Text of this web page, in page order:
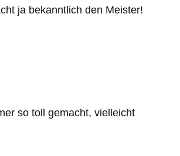
ja bekanntlich den Meister!
so toll gemacht, vielleicht